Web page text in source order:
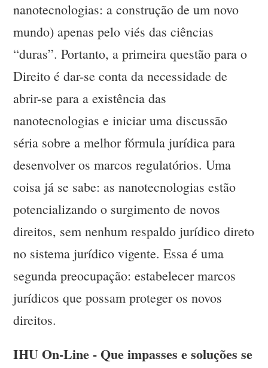
nanotecnologias: a construção de um novo
mundo) apenas pelo viés das ciências
“duras”. Portanto, a primeira questão para o
Direito é dar-se conta da necessidade de
abrir-se para a existência das
nanotecnologias e iniciar uma discussão
séria sobre a melhor fórmula jurídica para
desenvolver os marcos regulatórios. Uma
coisa já se sabe: as nanotecnologias estão
potencializando o surgimento de novos
direitos, sem nenhum respaldo jurídico direto
no sistema jurídico vigente. Essa é uma
segunda preocupação: estabelecer marcos
jurídicos que possam proteger os novos
direitos.
IHU On-Line - Que impasses e soluções se